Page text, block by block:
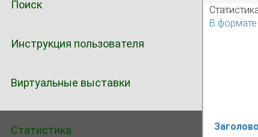
Поиск
Инструкция пользователя
Виртуальные выставки
Статистика
В формате